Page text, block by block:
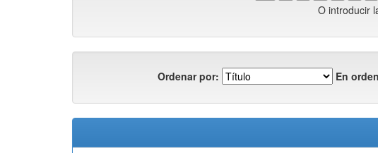
O introducir
Ordenar por: En